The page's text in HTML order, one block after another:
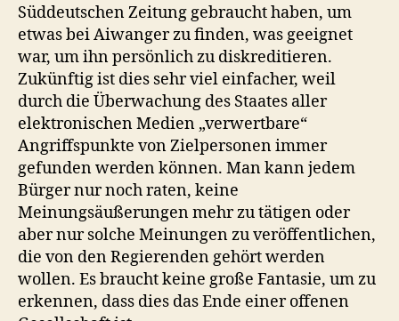
Süddeutschen Zeitung gebraucht haben, um
etwas bei Aiwanger zu finden, was geeignet
war, um ihn persönlich zu diskreditieren.
Zukünftig ist dies sehr viel einfacher, weil
durch die Überwachung des Staates aller
elektronischen Medien „verwertbare“
Angriffspunkte von Zielpersonen immer
gefunden werden können. Man kann jedem
Bürger nur noch raten, keine
Meinungsäußerungen mehr zu tätigen oder
aber nur solche Meinungen zu veröffentlichen,
die von den Regierenden gehört werden
wollen. Es braucht keine große Fantasie, um zu
erkennen, dass dies das Ende einer offenen